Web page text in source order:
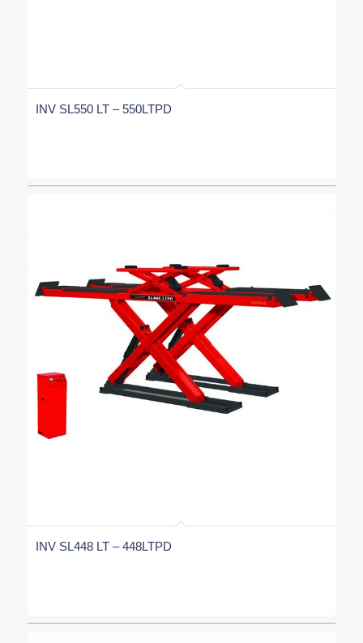
INV SL550 LT – 550LTPD
INV SL448 LT – 448LTPD